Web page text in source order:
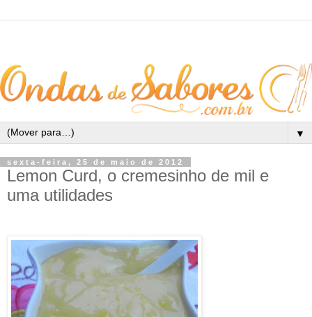
▼
sexta-feira, 25 de maio de 2012
Lemon Curd, o cremesinho de mil e
uma utilidades